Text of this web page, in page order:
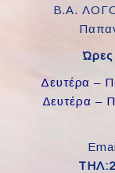
Β.Α.
Ώρες
Δευτέρα –
Δευτέρα –